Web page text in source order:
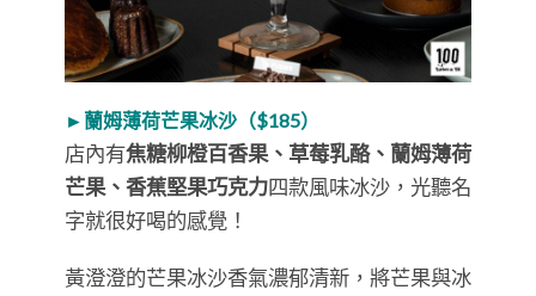
►蘭姆薄荷芒果冰沙（$185）
店內有焦糖柳橙百香果、草莓乳酪、蘭姆薄荷
芒果、香蕉堅果巧克力四款風味冰沙，光聽名
字就很好喝的感覺！
黃澄澄的芒果冰沙香氣濃郁清新，將芒果與冰